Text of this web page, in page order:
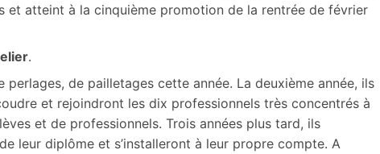
et atteint à la cinquième promotion de la rentrée de février
.
perlages, de pailletages cette année. La deuxième année, ils
et rejoindront les dix professionnels très concentrés à
et de professionnels. Trois années plus tard, ils
leur diplôme et s’installeront à leur propre compte. A